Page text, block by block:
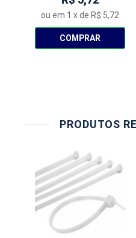
ou em 1 x de R$ 5,72
COMPRAR
PRODUTOS